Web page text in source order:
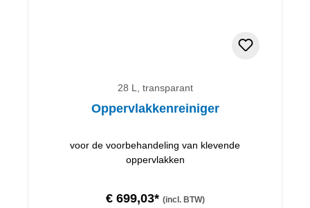
28 L, transparant
Oppervlakkenreiniger
voor de voorbehandeling van klevende
oppervlakken
€ 699,03* (incl. BTW)